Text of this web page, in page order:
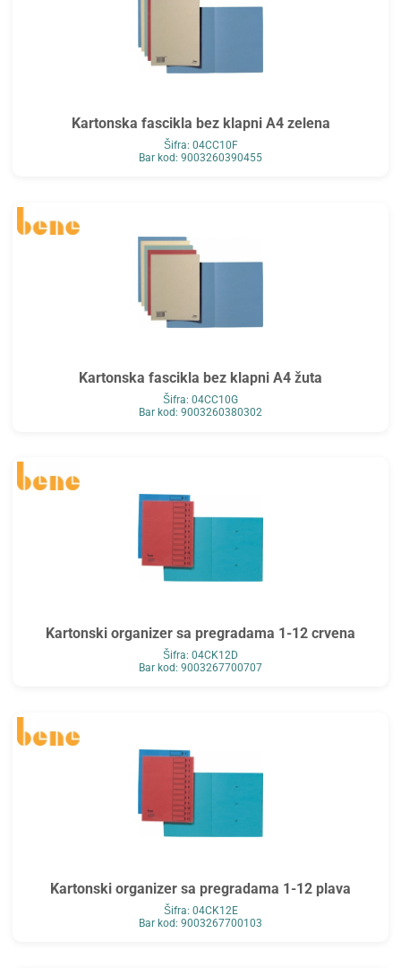
Kartonska fascikla bez klapni A4 zelena
Šifra: 04CC10F
Bar kod: 9003260390455
Kartonska fascikla bez klapni A4 žuta
Šifra: 04CC10G
Bar kod: 9003260380302
Kartonski organizer sa pregradama 1-12 crvena
Šifra: 04CK12D
Bar kod: 9003267700707
Kartonski organizer sa pregradama 1-12 plava
Šifra: 04CK12E
Bar kod: 9003267700103